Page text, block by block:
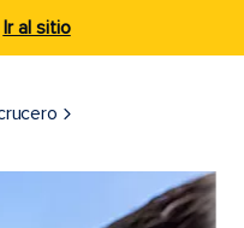
Ir al sitio